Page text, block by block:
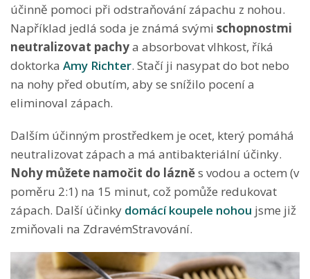
účinně pomoci při odstraňování zápachu z nohou.
Například jedlá soda je známá svými schopnostmi
neutralizovat pachya absorbovat vlhkost, říká
doktorka Amy Richter. Stačí ji nasypat do bot nebo
na nohy před obutím, aby se snížilo pocení a
eliminoval zápach.
Dalším účinným prostředkem je ocet, který pomáhá
neutralizovat zápach a má antibakteriální účinky.
Nohy můžete namočit do lázněs vodou a octem (v
poměru 2:1) na 15 minut, což pomůže redukovat
zápach. Další účinky domácí koupele nohou jsme již
zmiňovali na ZdravémStravování.